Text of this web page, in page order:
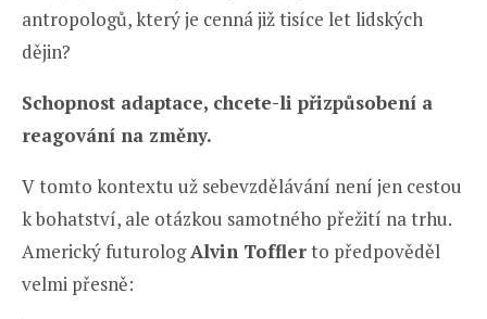
antropologů, který je cenná již tisíce let lidských
dějin?
Schopnost adaptace, chcete-li přizpůsobení a
reagování na změny.
V tomto kontextu už sebevzdělávání není jen cestou
k bohatství, ale otázkou samotného přežití na trhu.
Americký futurologAlvin Tofflerto předpověděl
velmi přesně: